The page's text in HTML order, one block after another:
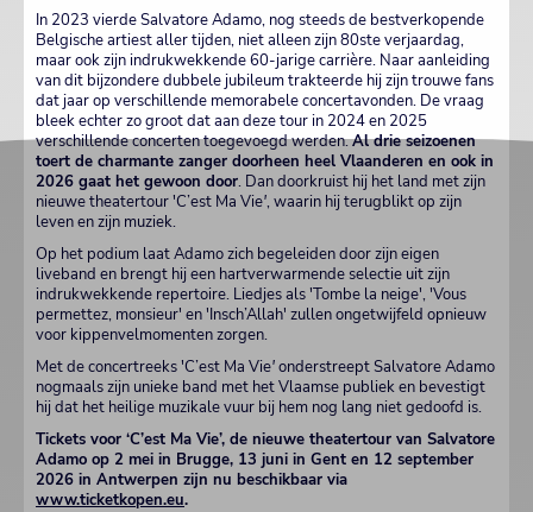
In 2023 vierde Salvatore Adamo, nog steeds de bestverkopende
Belgische artiest aller tijden, niet alleen zijn 80ste verjaardag,
maar ook zijn indrukwekkende 60-jarige carrière. Naar aanleiding
van dit bijzondere dubbele jubileum trakteerde hij zijn trouwe fans
dat jaar op verschillende memorabele concertavonden. De vraag
bleek echter zo groot dat aan deze tour in 2024 en 2025
verschillende concerten toegevoegd werden.Al drie seizoenen
toert de charmante zanger doorheen heel Vlaanderen en ook in
2026 gaat het gewoon door. Dan doorkruist hij het land met zijn
nieuwe theatertour 'C’est Ma Vie', waarin hij terugblikt op zijn
leven en zijn muziek.
Op het podium laat Adamo zich begeleiden door zijn eigen
liveband en brengt hij een hartverwarmende selectie uit zijn
indrukwekkende repertoire. Liedjes als 'Tombe la neige', 'Vous
permettez, monsieur' en 'Insch’Allah' zullen ongetwijfeld opnieuw
voor kippenvelmomenten zorgen.
Met de concertreeks 'C’est Ma Vie'onderstreept Salvatore Adamo
nogmaals zijn unieke band met het Vlaamse publiek en bevestigt
hij dat het heilige muzikale vuur bij hem nog lang niet gedoofd is.
Tickets voor ‘C’est Ma Vie’, de nieuwe theatertour van Salvatore
Adamo op 2 mei in Brugge, 13 juni in Gent en 12 september
2026 in Antwerpen zijn nu beschikbaar via
www.ticketkopen.eu.